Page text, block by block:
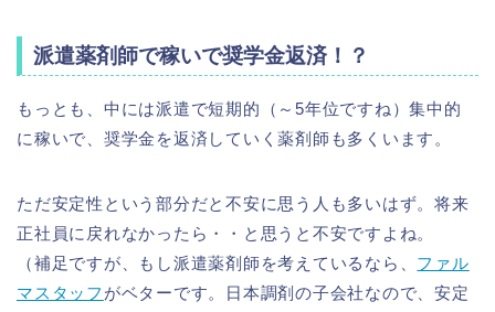
派遣薬剤師で稼いで奨学金返済！？
もっとも、中には派遣で短期的（～5年位ですね）集中的
に稼いで、奨学金を返済していく薬剤師も多くいます。
ただ安定性という部分だと不安に思う人も多いはず。将来
正社員に戻れなかったら・・と思うと不安ですよね。
（補足ですが、もし派遣薬剤師を考えているなら、 ファル
マスタッフ がベターです。日本調剤の子会社なので、安定